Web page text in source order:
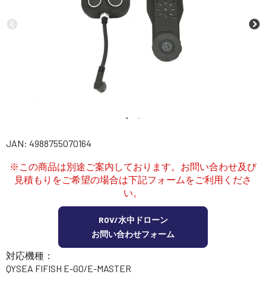
水中ドローン(ROV)・水中スクーター
サポート・Q&A / 法人・学生のお客様
取扱店舗一覧
SEKIDO
JAN: 4988755070164
※この商品は別途ご案内しております。お問い合わせ及び
見積もりをご希望の場合は下記フォームをご利用くださ
い。
ROV/水中ドローン
お問い合わせフォーム
対応機種：
QYSEA FIFISH E-GO/E-MASTER